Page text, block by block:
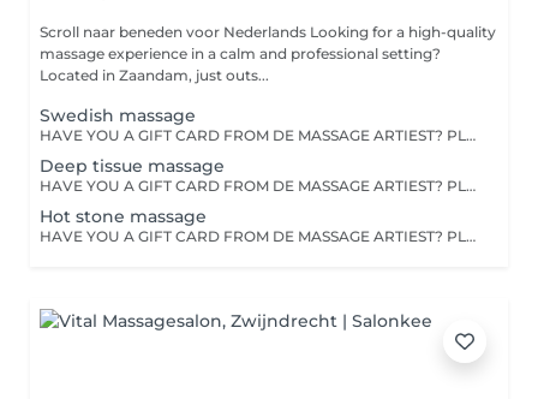
Scroll naar beneden voor Nederlands Looking for a high-quality
massage experience in a calm and professional setting?
Located in Zaandam, just outs...
Swedish massage
HAVE YOU A GIFT CARD FROM DE MASSAGE ARTIEST? PLEASE WHATSAPP THE SALON ON 0636309738 TO MAKE AN APPOINTMENT. This massage can clear your body of all built up stress. A state of relaxation calms the body and mind. It is therapeutically beneficial by relieving muscle tension and increasing happy hormones. This massage usually consists of light to medium pressure.
Deep tissue massage
HAVE YOU A GIFT CARD FROM DE MASSAGE ARTIEST? PLEASE WHATSAPP THE SALON ON 0636309738 TO MAKE AN APPOINTMENT A deep tissue massage is a powerful and firm massage that focuses on the deeper layers of the muscles. Tensions in the muscles and stress are kneaded away .
Hot stone massage
HAVE YOU A GIFT CARD FROM DE MASSAGE ARTIEST? PLEASE WHATSAPP THE SALON ON 0636309738 TO MAKE AN APPOINTMENT During this massage the body is massaged with hands and heated volcanic stones (usually made of basalt). The heat - in combination with the massaging movements - not only provides deep relaxation,it helps the therapist reach deeper layers by softening the muscle tissue and stimulates the blood circulation, giving relief to various physical complaints.